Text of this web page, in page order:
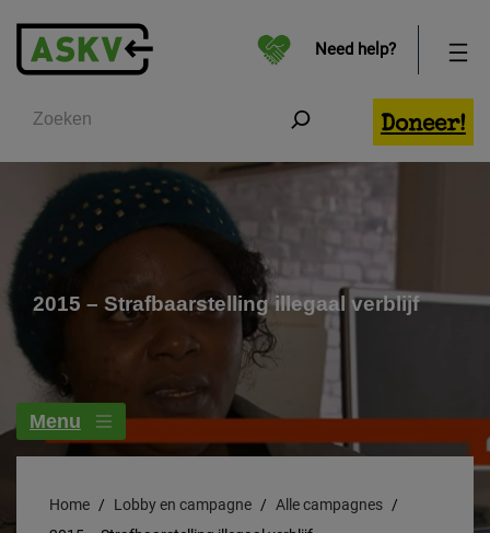
Zoeken
Doneer!
Need help?
2015 – Strafbaarstelling illegaal verblijf
Menu
Home Lobby en campagne Alle campagnes